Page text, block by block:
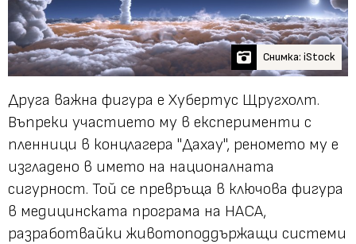
Снимка: iStock
Друга важна фигура е Хубертус Щругхолт.
Въпреки участието му в експерименти с
пленници в концлагера "Дахау", реномето му е
изгладено в името на националната
сигурност. Той се превръща в ключова фигура
в медицинската програма на НАСА,
разработвайки животоподдържащи системи